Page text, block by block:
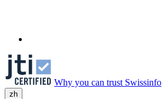
Why you can trust Swissinfo
zh